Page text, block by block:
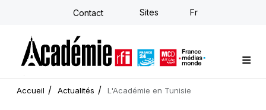
Aller
principal
Contact Sites Fr
Formations sur-mesure
Conseil stratégique
E-learning individuel
L'Académie
Actualités
Newsletter
Accueil Actualités L'Académie en Tunisie